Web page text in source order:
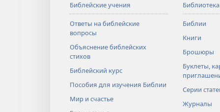
Библейские учения
Ответы на библейские
вопросы
Объяснение библейских
стихов
Библейский курс
Пособия для изучения Библии
Мир и счастье
Библиотека
Библии
Книги
Брошюры
Буклеты,
Серии
Журналы